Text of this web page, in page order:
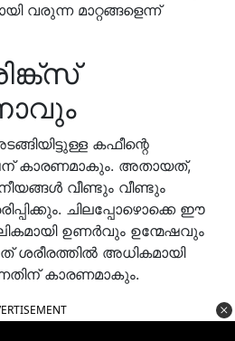
വരുന്ന മാറ്റങ്ങളെന്ന്
കഫീന്റെ
കാരണമാകും. അതായത്,
വീണ്ടും വീണ്ടും
ചിലപ്പോഴൊക്കെ ഈ
ഉണർവും ഉന്മേഷവും
ശരീരത്തിൽ അധികമായി
കാരണമാകും.